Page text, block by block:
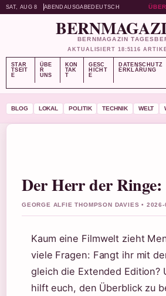
SAT, AUG 8 ABENDAUSGABEDEUTSCH
BERNMAGAZIN
AKTUALISIERT 18:5116
STAR
TSEIT
E
ÜBE
R
UNS
KON
TAK
T
GESC
HICHT
E
DATENSCHUTZ
ERKLÄRUNG
BLOG LOKAL POLITIK TECHNIK WELT
Der Herr der
GEORGE ALFIE THOMPSON DAVIES •
Kaum eine Filmwelt zieht
viele Fragen: Fangt ihr mit
gleich die Extended Edition?
hilft euch, den Überblick zu